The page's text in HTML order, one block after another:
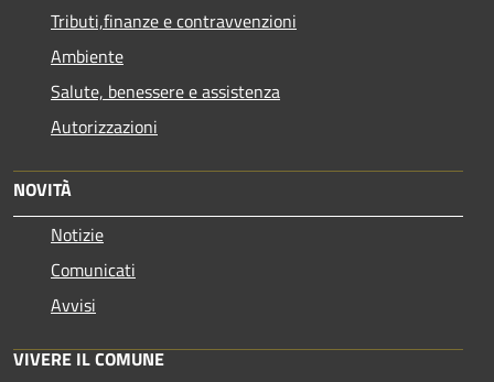
Tributi,finanze e contravvenzioni
Ambiente
Salute, benessere e assistenza
Autorizzazioni
NOVITÀ
Notizie
Comunicati
Avvisi
VIVERE IL COMUNE